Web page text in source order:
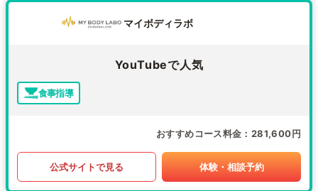
マイボディラボ
YouTubeで人気
食事指導
おすすめコース料金 281,600円
公式サイトで見る 体験・相談予約